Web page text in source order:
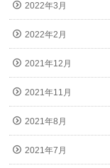
2022年3月
2022年2月
2021年12月
2021年11月
2021年8月
2021年7月